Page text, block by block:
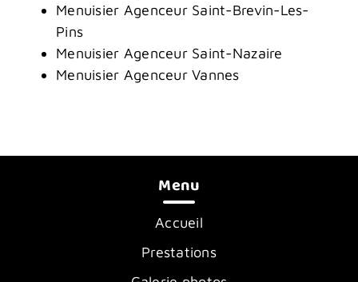
Menuisier Agenceur Saint-Brevin-Les-
Pins
Menuisier Agenceur Saint-Nazaire
Menuisier Agenceur Vannes
Menu
Accueil
Prestations